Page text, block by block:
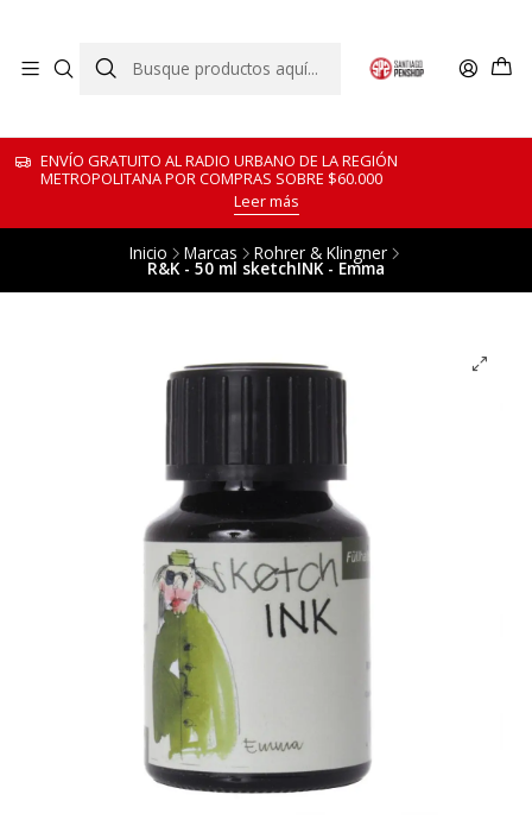
ENVÍO GRATUITO AL RADIO URBANO DE LA REGIÓN
METROPOLITANA POR COMPRAS SOBRE $60.000
Leer más
Inicio Marcas Rohrer & Klingner
R&K - 50 ml sketchINK - Emma